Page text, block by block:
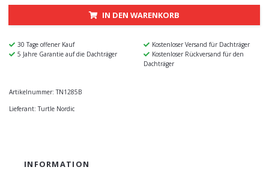
IN DEN WARENKORB
30 Tage offener Kauf
Kostenloser Versand für Dachträger
5 Jahre Garantie auf die Dachträger
Kostenloser Rückversand für den
Dachträger
Artikelnummer: TN1285B
Lieferant: Turtle Nordic
INFORMATION